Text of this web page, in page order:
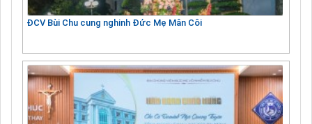
ĐCV Bùi Chu cung nghinh Đức Mẹ Mân Côi